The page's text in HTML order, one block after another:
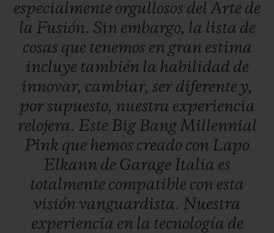
especialmente orgullosos del Arte de
la Fusión. Sin embargo, la lista de
cosas que tenemos en gran estima
incluye también la habilidad de
innovar, cambiar, ser diferente y,
porsupuesto, nuestra experiencia
relojera. Este Big BangMillennial
Pink que hemos creado con Lapo
Elkann de Garage Italia es
totalmente compatible con esta
visión vanguardista. Nuestra
experiencia en la tecnología de